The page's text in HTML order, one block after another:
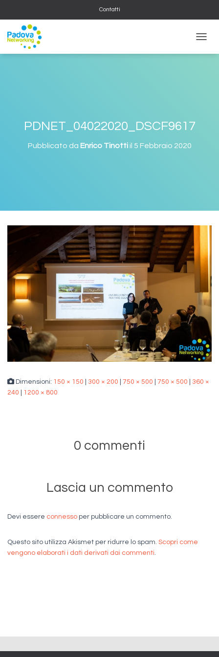
Contatti
PDNET_04022020_DSCF9617
Pubblicato da Enrico Tinottiil 5 Febbraio 2020
Dimensioni: 150 × 150 300 × 200 750 × 500 750 × 500
360 ×
240
1200 × 800
0 commenti
Lascia un commento
Devi essere connesso per pubblicare un commento.
Questo sito utilizza Akismet per ridurre lo spam. Scopri come
vengono elaborati i dati derivati dai commenti